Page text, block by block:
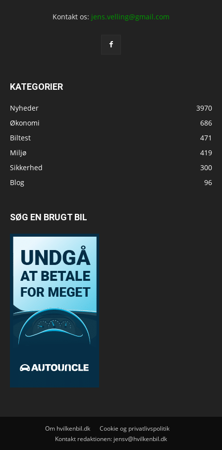
Kontakt os: jens.velling@gmail.com
KATEGORIER
Nyheder
3970
Økonomi
686
Biltest
471
Miljø
419
Sikkerhed
300
Blog
96
SØG EN BRUGT BIL
Om hvilkenbil.dk
Cookie og privatlivspolitik
Kontakt redaktionen: jensv@hvilkenbil.dk